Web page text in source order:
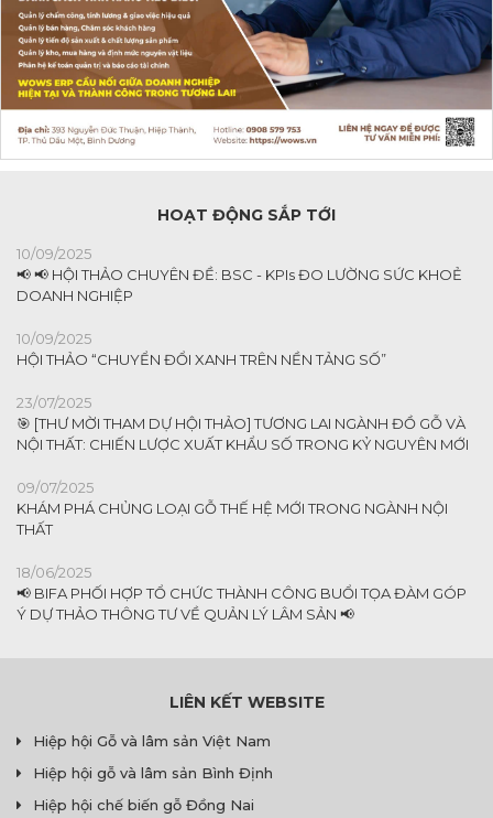
HOẠT ĐỘNG SẮP TỚI
10/09/2025
📢 📢 HỘI THẢO CHUYÊN ĐỀ: BSC - KPIs ĐO LƯỜNG SỨC KHOẺ
DOANH NGHIỆP
10/09/2025
HỘI THẢO “CHUYỂN ĐỔI XANH TRÊN NỀN TẢNG SỐ”
23/07/2025
🎯 [THƯ MỜI THAM DỰ HỘI THẢO] TƯƠNG LAI NGÀNH ĐỒ GỖ VÀ
NỘI THẤT: CHIẾN LƯỢC XUẤT KHẨU SỐ TRONG KỶ NGUYÊN MỚI
09/07/2025
KHÁM PHÁ CHỦNG LOẠI GỖ THẾ HỆ MỚI TRONG NGÀNH NỘI
THẤT
18/06/2025
📢 BIFA PHỐI HỢP TỔ CHỨC THÀNH CÔNG BUỔI TỌA ĐÀM GÓP
Ý DỰ THẢO THÔNG TƯ VỀ QUẢN LÝ LÂM SẢN 📢
LIÊN KẾT WEBSITE
Hiệp hội Gỗ và lâm sản Việt Nam
Hiệp hội gỗ và lâm sản Bình Định
Hiệp hội chế biến gỗ Đồng Nai